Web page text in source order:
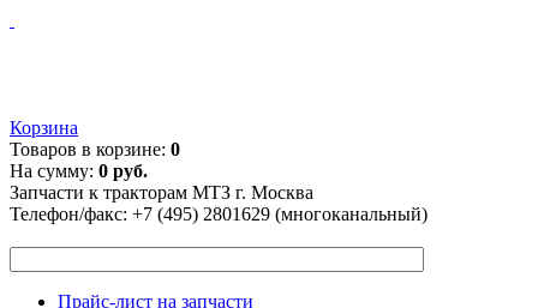
Корзина
Товаров в корзине: 0
На сумму: 0 руб.
Запчасти к тракторам МТЗ г. Москва
Телефон/факс: +7 (495) 2801629 (многоканальный)
Прайс-лист на запчасти